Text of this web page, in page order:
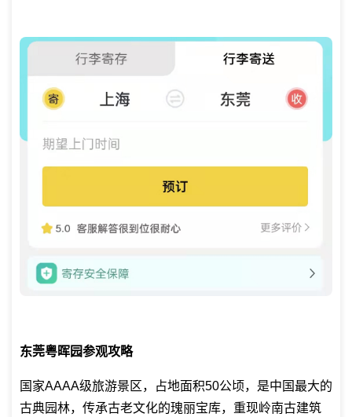
东莞粤晖园参观攻略
国家AAAA级旅游景区，占地面积50公顷，是中国最大的
古典园林，传承古老文化的瑰丽宝库，重现岭南古建筑